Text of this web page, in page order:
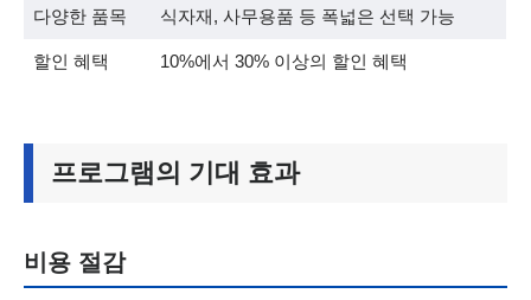
다양한 품목 식자재, 사무용품 등 폭넓은 선택 가능
할인 혜택 10%에서 30% 이상의 할인 혜택
프로그램의 기대 효과
비용 절감